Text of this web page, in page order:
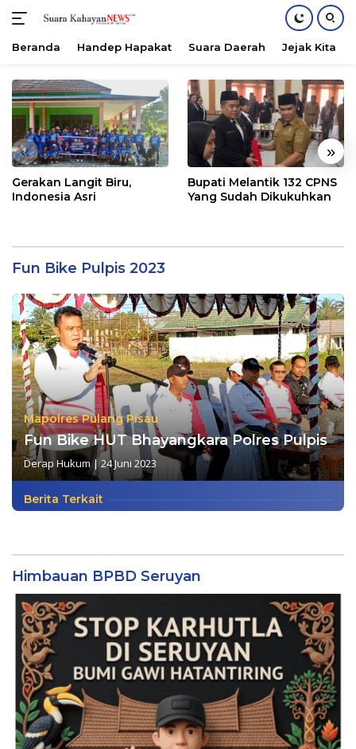
konten
Beranda Handep Hapakat Suara Daerah Jejak Kita
« »
Gerakan Langit Biru,
Indonesia Asri
Bupati Melantik 132 CPNS
Yang Sudah Dikukuhkan
Fun Bike Pulpis 2023
Mapolres Pulang Pisau
Fun Bike HUT Bhayangkara Polres Pulpis
Derap Hukum| 24 Juni 2023
Berita Terkait
Himbauan BPBD Seruyan